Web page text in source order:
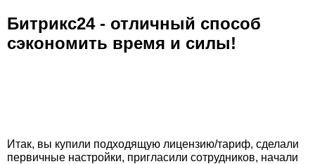
Битрикс24 - отличный способ
сэкономить время и силы!
Итак, вы купили подходящую лицензию/тариф, сделали
первичные настройки, пригласили сотрудников, начали